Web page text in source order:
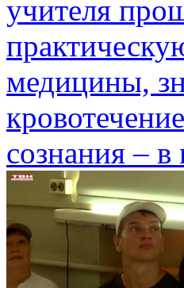
учителя
медицины,
сознания –